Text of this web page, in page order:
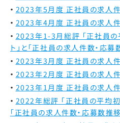
2023年5月度 正社員の求人件
2023年4月度 正社員の求人件
2023年1-3月総評 「正社員
ト」と「正社員の求人件数・応募
2023年3月度 正社員の求人件
2023年2月度 正社員の求人件
2023年1月度 正社員の求人件
2022年総評 「正社員の平均
「正社員の求人件数・応募数推移